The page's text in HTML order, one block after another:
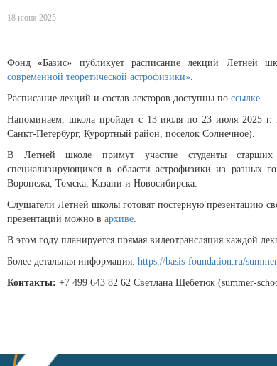
18 июня 2025
Фонд «Базис» публикует расписание лекций Летней
современной теоретической астрофизики».
Расписание лекций и состав лекторов доступны по ссылке.
Напоминаем, школа пройдет с 13 июля по 23 июля 2025 г.
Санкт-Петербург, Курортный район, поселок Солнечное).
В Летней школе примут участие студенты старших
специализирующихся в области астрофизики из разных
Воронежа, Томска, Казани и Новосибирска.
Слушатели Летней школы готовят постерную презентацию
презентаций можно в архиве.
В этом году планируется прямая видеотрансляция каждой
Более детальная информация: https://basis-foundation.ru/
Контакты: +7 499 643 82 62 Светлана Щебетюк (summer-